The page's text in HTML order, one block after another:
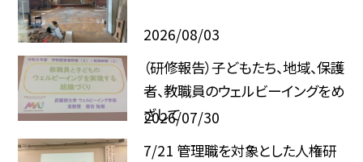
2026/08/03
（研修報告）子どもたち、地域、保護
者、教職員のウェルビーイングをめ
ざして
2026/07/30
7/21 管理職を対象とした人権研